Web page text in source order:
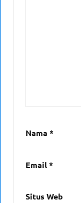
Nama *
Email*
Situs Web